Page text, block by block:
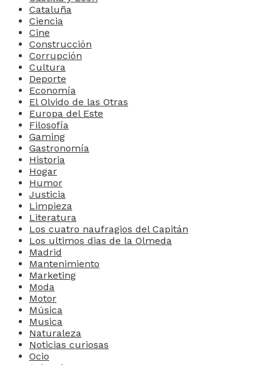
Cataluña
Ciencia
Cine
Construcción
Corrupción
Cultura
Deporte
Economía
El Olvido de las Otras
Europa del Este
Filosofía
Gaming
Gastronomía
Historia
Hogar
Humor
Justicia
Limpieza
Literatura
Los cuatro naufragios del Capitán
Los ultimos dias de la Olmeda
Madrid
Mantenimiento
Marketing
Moda
Motor
Música
Musica
Naturaleza
Noticias curiosas
Ocio